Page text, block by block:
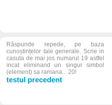
Răspunde repede, pe baza
cunoștințelor tale generale. Scrie in
casuta de mai jos numarul 19 astfel
incat eliminand un singur simbol
(element) sa ramana... 20!
testul precedent